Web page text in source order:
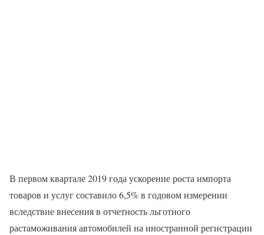
В первом квартале 2019 года ускорение роста импорта
товаров и услуг составило 6,5% в годовом измерении
вследствие внесения в отчетность льготного
растаможивания автомобилей на иностранной регистрации